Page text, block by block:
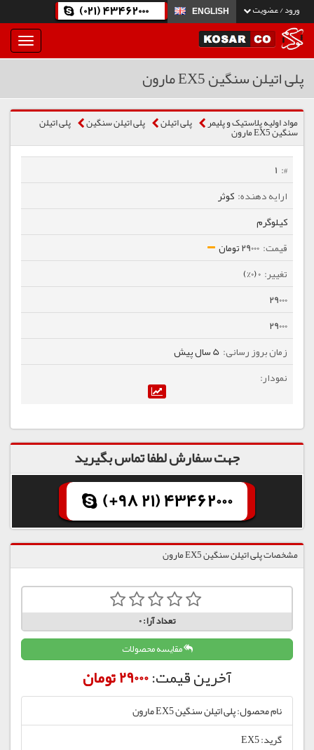
ورود / عضویت ENGLISH
(021) 43462000
بار
و
پلی اتیلن سنگین EX5 مارون
مواد اولیه پلاستیک و پلیمر پلی اتیلن پلی اتیلن سنگین پلی اتیلن
سنگین EX5 مارون
1
کوثر
کیلوگرم
29000 تومان
0 (0%)
29000
29000
5 سال پیش
جهت سفارش لطفا تماس بگیرید
(+98 21) 43462000
مشخصات پلی اتیلن سنگین EX5 مارون
تعداد آرا:0
مقایسه محصولات
آخرین قیمت:29000 تومان
نام محصول: پلی اتیلن سنگین EX5 مارون
گرید: EX5